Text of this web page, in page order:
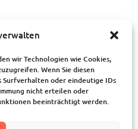
wir Technologien wie Cookies,
Wenn Sie diesen
Surfverhalten oder eindeutige IDs
nicht erteilen oder
beeinträchtigt werden.
Wunsch und Laune moderne
Kantorinnen unterstützt.
Ruhe zu kommen und
nach Hause. Neue